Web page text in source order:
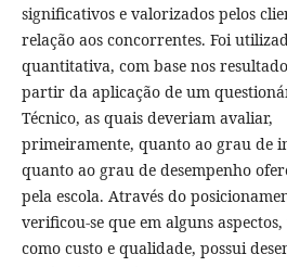
significativos e valorizados pelos
relação aos concorrentes. Foi
quantitativa, com base nos
partir da aplicação de um
Técnico, as quais deveriam avaliar,
primeiramente, quanto ao grau de
quanto ao grau de desempenho
pela escola. Através do
verificou-se que em alguns aspectos,
como custo e qualidade, possui